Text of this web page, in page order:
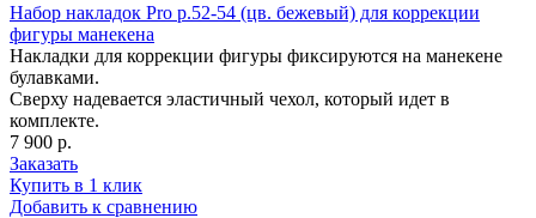
Набор накладок Pro р.52-54 (цв. бежевый) для коррекции
фигуры манекена
Накладки для коррекции фигуры фиксируются на манекене
булавками.
Сверху надевается эластичный чехол, который идет в
комплекте.
7 900 р.
Заказать
Купить в 1 клик
Добавить к сравнению